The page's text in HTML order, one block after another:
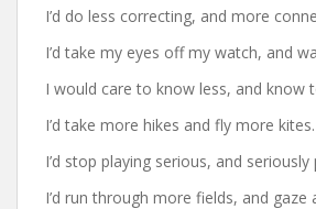
I’d do less correcting, and more
I’d take my eyes off my watch, and
I would care to know less, and know
I’d take more hikes and fly more kites.
I’d stop playing serious, and seriously
I’d run through more fields, and gaze